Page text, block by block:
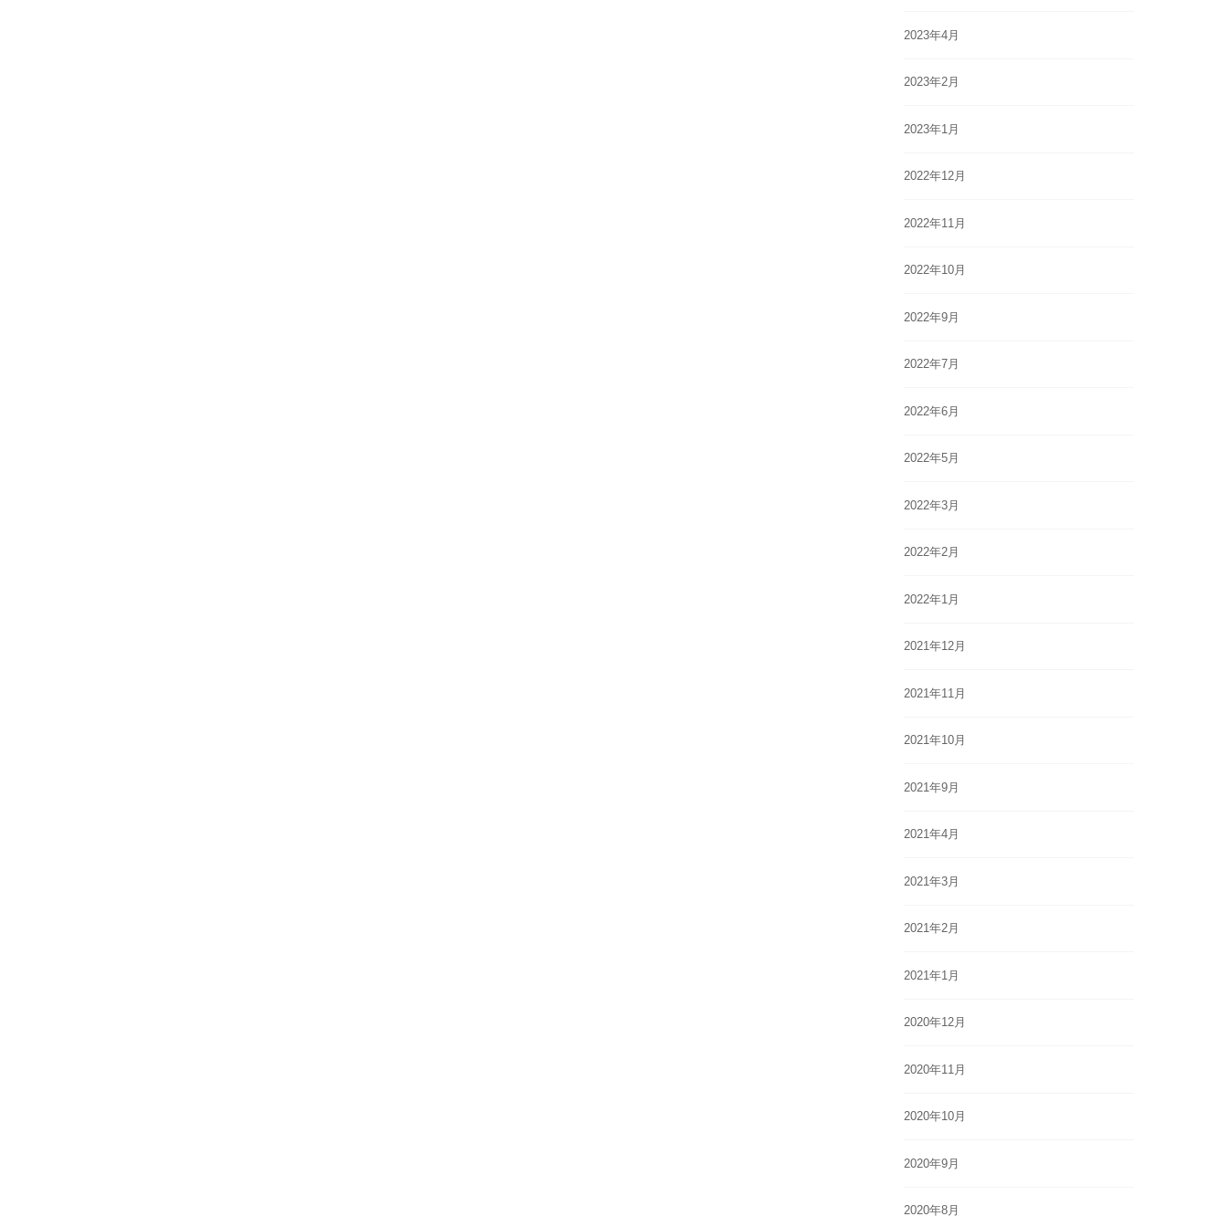
2023年4月
2023年2月
2023年1月
2022年12月
2022年11月
2022年10月
2022年9月
2022年7月
2022年6月
2022年5月
2022年3月
2022年2月
2022年1月
2021年12月
2021年11月
2021年10月
2021年9月
2021年4月
2021年3月
2021年2月
2021年1月
2020年12月
2020年11月
2020年10月
2020年9月
2020年8月